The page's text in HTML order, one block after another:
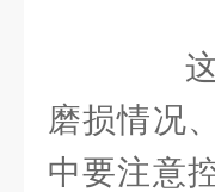
这
磨损情况
中要注意